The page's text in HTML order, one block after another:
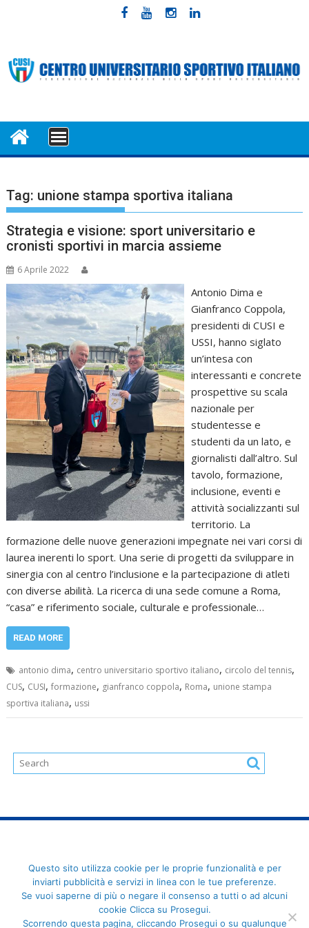
MENU
Tag: unione stampa sportiva italiana
Strategia e visione: sport universitario e
cronisti sportivi in marcia assieme
6 Aprile 2022
Antonio Dima e
Gianfranco Coppola,
presidenti di CUSI e
USSI, hanno siglato
un’intesa con
interessanti e concrete
prospettive su scala
nazionale per
studentesse e
studenti da un lato, e
giornalisti dall’altro. Sul
tavolo, formazione,
inclusione, eventi e
attività socializzanti sul
territorio. La
formazione delle nuove generazioni impegnate nei vari corsi di
laurea inerenti lo sport. Una serie di progetti da sviluppare in
sinergia con al centro l’inclusione e la partecipazione di atleti
con diverse abilità. La ricerca di una sede comune a Roma,
“casa” e riferimento sociale, culturale e professionale…
READ MORE
antonio dima, centro universitario sportivo italiano, circolo del tennis,
CUS, CUSI,formazione, gianfranco coppola, Roma, unione stampa
sportiva italiana, ussi
FederCUSI: Federazione Italiana dello Sport Universitario - Via
Angelo Brofferio, 7 - 00195 Roma - C.F. 80109270589
Questo sito utilizza cookie per le proprie funzionalità e per
inviarti pubblicità e servizi in linea con le tue preferenze.
Se vuoi saperne di più o negare il consenso a tutti o ad alcuni
cookie Clicca su Prosegui.
Scorrendo questa pagina, cliccando Prosegui o su qualunque